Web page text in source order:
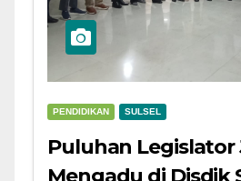
PENDIDIKAN SULSEL
Puluhan